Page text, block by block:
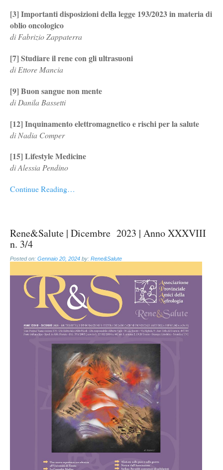
[3] Importanti disposizioni della legge 193/2023 in materia di
oblio oncologico
di Fabrizio Zappaterra
[7] Studiare il rene con gli ultrasuoni
di Ettore Mancia
[9] Buon sangue non mente
di Danila Bassetti
[12] Inquinamento elettromagnetico e rischi per la salute
di Nadia Comper
[15] Lifestyle Medicine
di Alessia Pendino
Continue Reading…
Rene&Salute | Dicembre 2023 | Anno XXXVIII
n. 3/4
Posted on: Gennaio 20, 2024 by: Rene&Salute